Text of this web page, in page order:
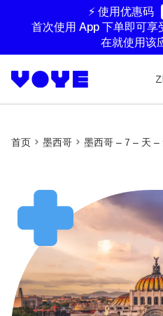
⚡ 使用优惠码
首次使用 App 下单即可享
在就使用该
首页 墨西哥 墨西哥 – 7 – 天 –